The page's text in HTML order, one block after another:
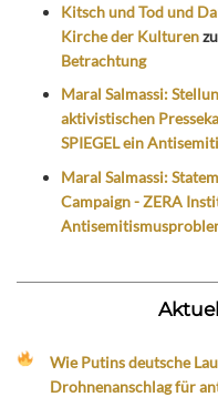
Kitsch und Tod und
Kirche der Kulturenzu
Betrachtung
Maral Salmassi:
aktivistischen
SPIEGEL ein
Maral Salmassi:
Campaign - ZERA
Wie Putins deutsche
Drohnenanschlag für